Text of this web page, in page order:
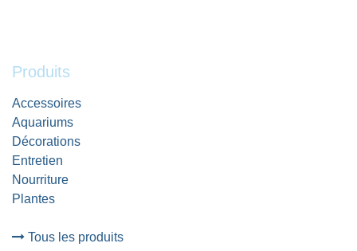
Produits
Accessoires
Aquariums
Décorations
Entretien
Nourriture
Plantes
Tous les produits